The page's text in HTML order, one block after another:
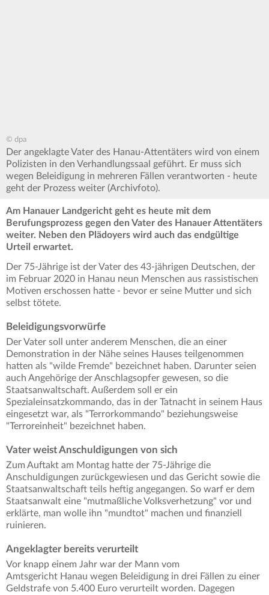
© dpa
Der angeklagte Vater des Hanau-Attentäters wird von einem
Polizisten in den Verhandlungssaal geführt. Er muss sich
wegen Beleidigung in mehreren Fällen verantworten - heute
geht der Prozess weiter (Archivfoto).
Am Hanauer Landgericht geht es heute mit dem
Berufungsprozess gegen den Vater des Hanauer Attentäters
weiter. Neben den Plädoyers wird auch das endgültige
Urteil erwartet.
Der 75-Jährige ist der Vater des 43-jährigen Deutschen, der
im Februar 2020 in Hanau neun Menschen aus rassistischen
Motiven erschossen hatte - bevor er seine Mutter und sich
selbst tötete.
Beleidigungsvorwürfe
Der Vater soll unter anderem Menschen, die an einer
Demonstration in der Nähe seines Hauses teilgenommen
hatten als "wilde Fremde" bezeichnet haben. Darunter seien
auch Angehörige der Anschlagsopfer gewesen, so die
Staatsanwaltschaft. Außerdem soll er ein
Spezialeinsatzkommando, das in der Tatnacht in seinem Haus
eingesetzt war, als "Terrorkommando" beziehungsweise
"Terroreinheit" bezeichnet haben.
Vater weist Anschuldigungen von sich
Zum Auftakt am Montag hatte der 75-Jährige die
Anschuldigungen zurückgewiesen und das Gericht sowie die
Staatsanwaltschaft teils heftig angegangen. So warf er dem
Staatsanwalt eine "mutmaßliche Volksverhetzung" vor und
erklärte, man wolle ihn "mundtot" machen und finanziell
ruinieren.
Angeklagter bereits verurteilt
Vor knapp einem Jahr war der Mann vom
Amtsgericht Hanau wegen Beleidigung in drei Fällen zu einer
Geldstrafe von 5.400 Euro verurteilt worden. Dagegen